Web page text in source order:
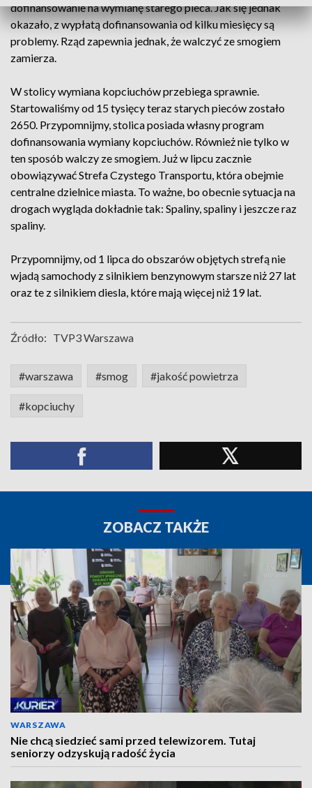
dofinansowanie na wymianę starego pieca. Jak się jednak
okazało, z wypłatą dofinansowania od kilku miesięcy są
problemy. Rząd zapewnia jednak, że walczyć ze smogiem
zamierza.
W stolicy wymiana kopciuchów przebiega sprawnie.
Startowaliśmy od 15 tysięcy teraz starych pieców zostało
2650. Przypomnijmy, stolica posiada własny program
dofinansowania wymiany kopciuchów. Również nie tylko w
ten sposób walczy ze smogiem. Już w lipcu zacznie
obowiązywać Strefa Czystego Transportu, która obejmie
centralne dzielnice miasta. To ważne, bo obecnie sytuacja na
drogach wygląda dokładnie tak: Spaliny, spaliny i jeszcze raz
spaliny.
Przypomnijmy, od 1 lipca do obszarów objętych strefą nie
wjadą samochody z silnikiem benzynowym starsze niż 27 lat
oraz te z silnikiem diesla, które mają więcej niż 19 lat.
Źródło: TVP3 Warszawa
#warszawa #smog #jakość powietrza
#kopciuchy
ZOBACZ TAKŻE
WARSZAWA
Nie chcą siedzieć sami przed telewizorem. Tutaj
seniorzy odzyskują radość życia